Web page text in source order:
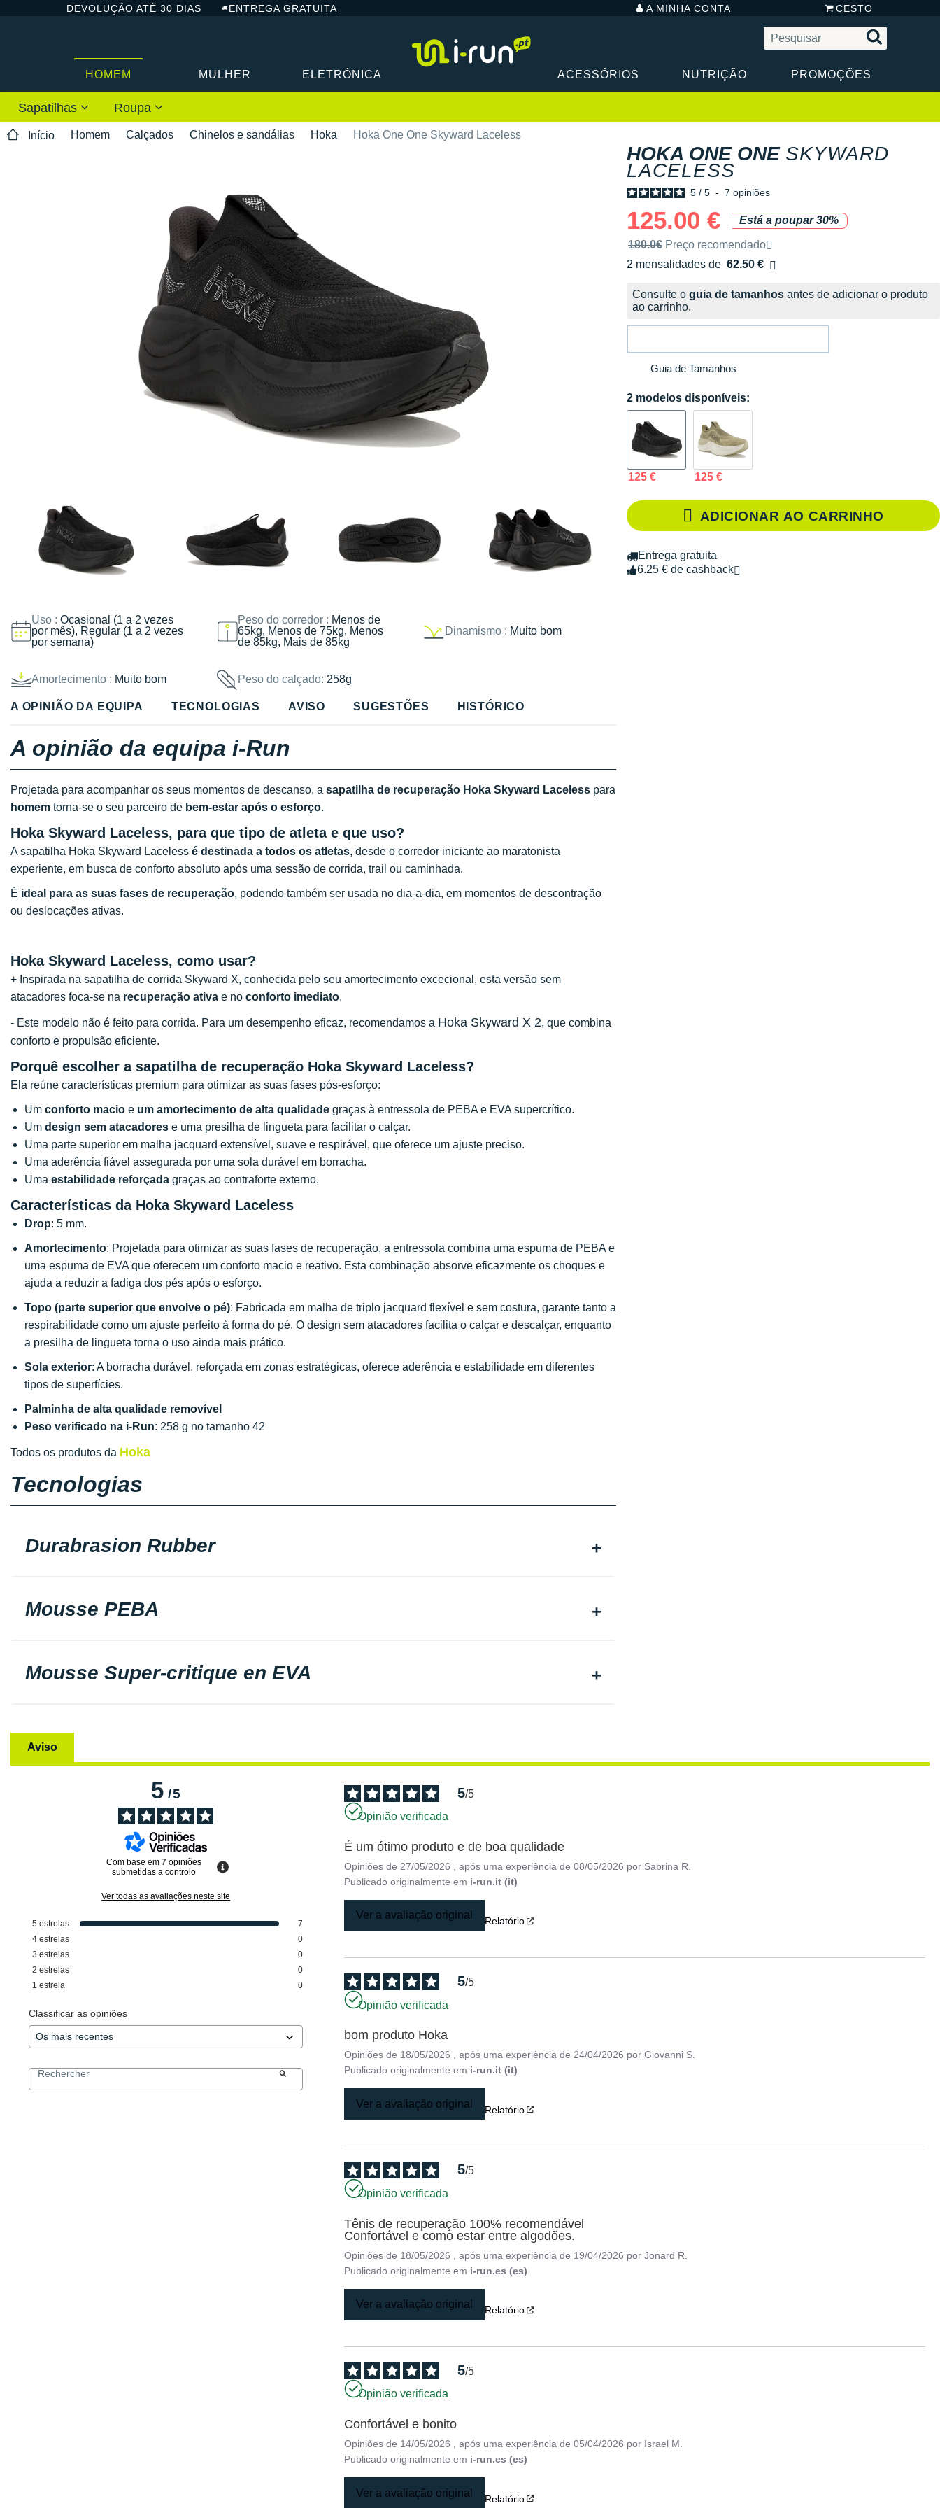
DEVOLUÇÃO ATÉ 30 DIAS ENTREGA GRATUITA A MINHA CONTA CESTO
HOMEM MULHER ELETRÓNICA ACESSÓRIOS NUTRIÇÃO PROMOÇÕES
Sapatilhas Roupa
Início Homem Calçados Chinelos e sandálias Hoka Hoka One One Skyward Laceless
Uso : Ocasional (1 a 2 vezes
por mês), Regular (1 a 2 vezes
por semana)
Peso do corredor : Menos de
65kg, Menos de 75kg, Menos
de 85kg, Mais de 85kg
Dinamismo : Muito bom
Amortecimento : Muito bom Peso do calçado: 258g
HOKA ONE ONE SKYWARD
LACELESS
5 / 5 - 7 opiniões
125.00 €
Está a poupar 30%
Preço de venda recomendado pela marca
180.0€ Preço recomendado
2 mensalidades de 62.50 €
sem custos
Consulte o guia de tamanhos antes de adicionar o produto
ao carrinho.
Guia de Tamanhos
2 modelos disponíveis:
125 € 125 €
ADICIONAR AO CARRINHO
Entrega gratuita
6.25 € de cashback
A OPINIÃO DA EQUIPA TECNOLOGIAS AVISO SUGESTÕES HISTÓRICO
A opinião da equipa i-Run
Projetada para acompanhar os seus momentos de descanso, a sapatilha de recuperação Hoka Skyward Laceless para
homem torna-se o seu parceiro de bem-estar após o esforço.
Hoka Skyward Laceless, para que tipo de atleta e que uso?
A sapatilha Hoka Skyward Laceless é destinada a todos os atletas, desde o corredor iniciante ao maratonista
experiente, em busca de conforto absoluto após uma sessão de corrida, trail ou caminhada.
É ideal para as suas fases de recuperação, podendo também ser usada no dia-a-dia, em momentos de descontração
ou deslocações ativas.
Hoka Skyward Laceless, como usar?
+ Inspirada na sapatilha de corrida Skyward X, conhecida pelo seu amortecimento excecional, esta versão sem
atacadores foca-se na recuperação ativa e no conforto imediato.
- Este modelo não é feito para corrida. Para um desempenho eficaz, recomendamos a Hoka Skyward X 2, que combina
conforto e propulsão eficiente.
Porquê escolher a sapatilha de recuperação Hoka Skyward Laceless?
Ela reúne características premium para otimizar as suas fases pós-esforço:
Um conforto macio e um amortecimento de alta qualidade graças à entressola de PEBA e EVA supercrítico.
Um design sem atacadores e uma presilha de lingueta para facilitar o calçar.
Uma parte superior em malha jacquard extensível, suave e respirável, que oferece um ajuste preciso.
Uma aderência fiável assegurada por uma sola durável em borracha.
Uma estabilidade reforçada graças ao contraforte externo.
Características da Hoka Skyward Laceless
Drop: 5 mm.
Amortecimento: Projetada para otimizar as suas fases de recuperação, a entressola combina uma espuma de PEBA e
uma espuma de EVA que oferecem um conforto macio e reativo. Esta combinação absorve eficazmente os choques e
ajuda a reduzir a fadiga dos pés após o esforço.
Topo (parte superior que envolve o pé): Fabricada em malha de triplo jacquard flexível e sem costura, garante tanto a
respirabilidade como um ajuste perfeito à forma do pé. O design sem atacadores facilita o calçar e descalçar, enquanto
a presilha de lingueta torna o uso ainda mais prático.
Sola exterior: A borracha durável, reforçada em zonas estratégicas, oferece aderência e estabilidade em diferentes
tipos de superfícies.
Palminha de alta qualidade removível
Peso verificado na i-Run: 258 g no tamanho 42
Todos os produtos da Hoka
Tecnologias
Durabrasion Rubber
Mousse PEBA
Mousse Super-critique en EVA
Aviso
5/5
Com base em7 opiniões
submetidas a controlo
Ver todas as avaliações neste site
5 estrelas
7
4 estrelas
0
3 estrelas
0
2 estrelas
0
1 estrela 0
Classificar as opiniões
5/5
Opinião verificada
É um ótimo produto e de boa qualidade
Opiniões de 27/05/2026 , após uma experiência de08/05/2026 por Sabrina R.
Publicado originalmente em i-run.it (it)
Ver a avaliação original Relatório
5/5
Opinião verificada
bom produto Hoka
Opiniões de 18/05/2026 , após uma experiência de 24/04/2026 porGiovanni S.
Publicado originalmente em i-run.it (it)
Ver a avaliação original Relatório
5/5
Opinião verificada
Tênis de recuperação 100% recomendável
Confortável e como estar entre algodões.
Opiniões de 18/05/2026 , após uma experiência de 19/04/2026 porJonard R.
Publicado originalmente em i-run.es (es)
Ver a avaliação original Relatório
5/5
Opinião verificada
Confortável e bonito
Opiniões de 14/05/2026 , após uma experiência de05/04/2026 por Israel M.
Publicado originalmente em i-run.es (es)
Ver a avaliação original Relatório